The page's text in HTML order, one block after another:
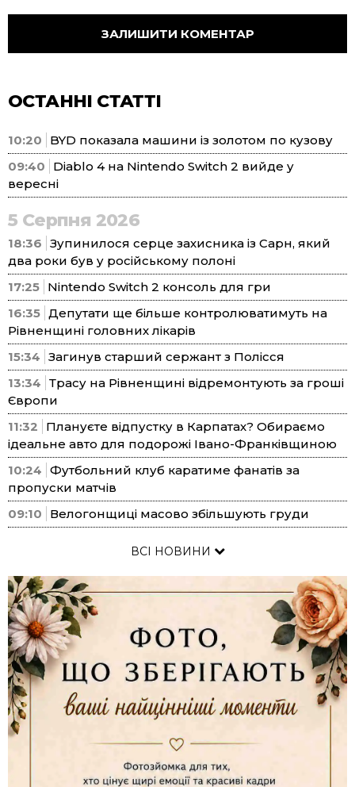
ОСТАННІ СТАТТІ
10:20
BYD показала машини із золотом по кузову
09:40
Diablo 4 на Nintendo Switch 2 вийде у
вересні
5 Серпня 2026
18:36 Зупинилося серце захисника із Сарн, який
два роки був у російському полоні
17:25 Nintendo Switch 2 консоль для гри
16:35 Депутати ще більше контролюватимуть на
Рівненщині головних лікарів
15:34 Загинув старший сержант з Полісся
13:34 Трасу на Рівненщині відремонтують за гроші
Європи
11:32
Плануєте відпустку в Карпатах? Обираємо
ідеальне авто для подорожі Івано-Франківщиною
10:24 Футбольний клуб каратиме фанатів за
пропуски матчів
09:10
Велогонщиці масово збільшують груди
ВСІ НОВИНИ